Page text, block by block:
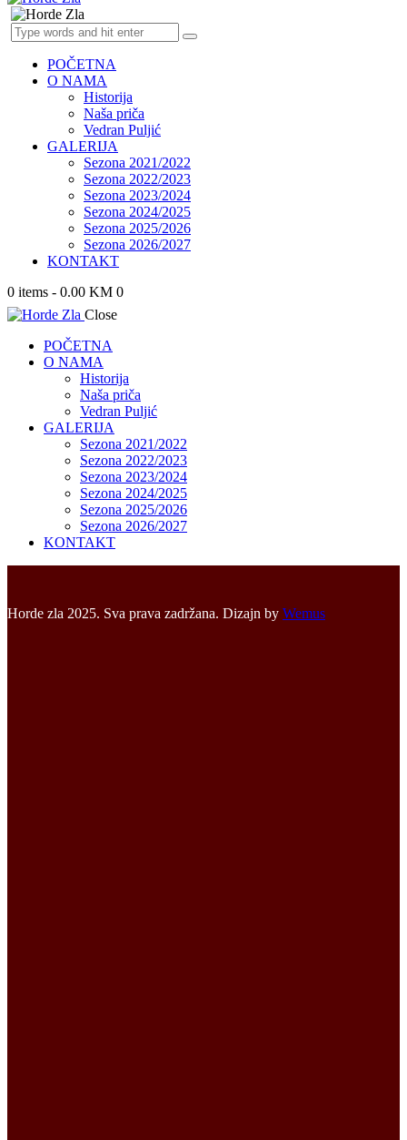
POČETNA
O NAMA
Historija
Naša priča
Vedran Puljić
GALERIJA
Sezona 2021/2022
Sezona 2022/2023
Sezona 2023/2024
Sezona 2024/2025
Sezona 2025/2026
Sezona 2026/2027
KONTAKT
0 items - 0.00 KM 0
Close
POČETNA
O NAMA
Historija
Naša priča
Vedran Puljić
GALERIJA
Sezona 2021/2022
Sezona 2022/2023
Sezona 2023/2024
Sezona 2024/2025
Sezona 2025/2026
Sezona 2026/2027
KONTAKT
Horde zla 2025. Sva prava zadržana. Dizajn by Wemus